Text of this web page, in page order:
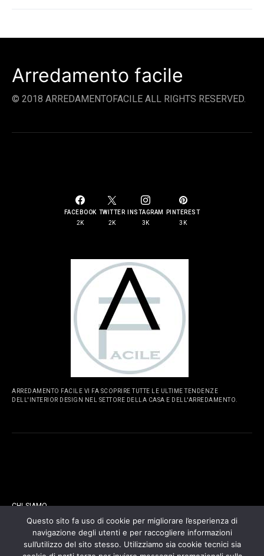
Arredamento facile
© 2018 ARREDAMENTOFACILE ALL RIGHTS RESERVED.
FACEBOOK
2K
TWITTER
2K
INSTAGRAM
3K
PINTEREST
3K
ARREDAMENTO FACILE VI FA SCOPRIRE TUTTE LE ULTIME TENDENZE
DELL'INTERIOR DESIGN NEL SETTORE DELLA CASA E DELL'ARREDAMENTO.
CHI SIAMO
CONTATTI
Questo sito fa uso di cookie per migliorare l’esperienza di
navigazione degli utenti e per raccogliere informazioni
sull’utilizzo del sito stesso. Utilizziamo sia cookie tecnici sia